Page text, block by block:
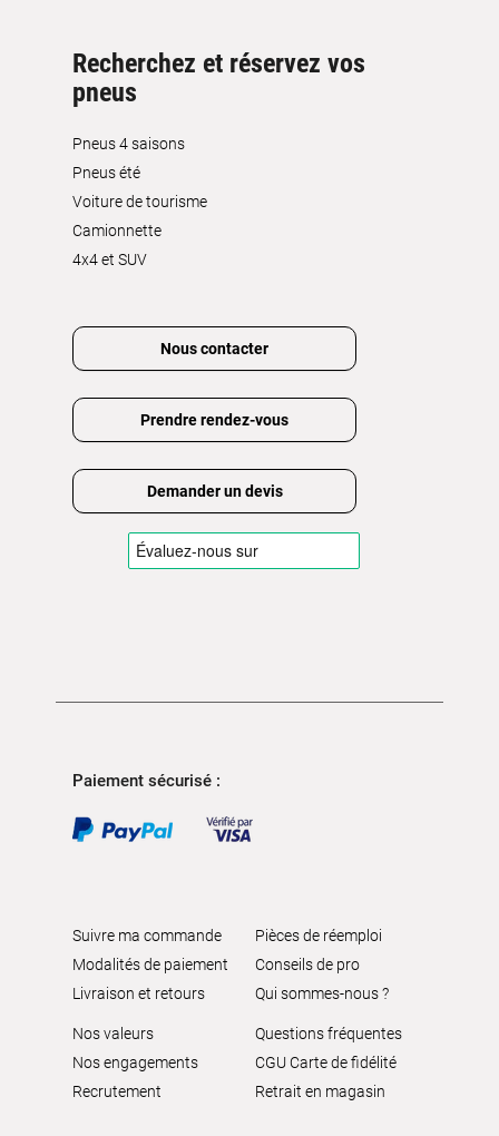
Recherchez et réservez vos
pneus
Pneus 4 saisons
Pneus été
Voiture de tourisme
Camionnette
4x4 et SUV
Nous contacter
Prendre rendez-vous
Demander un devis
Paiement sécurisé :
Suivre ma commande
Modalités de paiement
Livraison et retours
Pièces de réemploi
Conseils de pro
Qui sommes-nous ?
Nos valeurs
Nos engagements
Recrutement
Questions fréquentes
CGU Carte de fidélité
Retrait en magasin